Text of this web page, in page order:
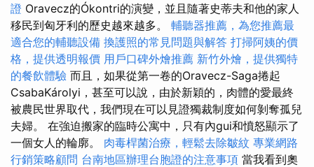
證 Oravecz的Ókontri的演變，並且隨著史蒂夫和他的家人
移民到匈牙利的歷史越來越多。 輔聽器推薦，為您推薦最
適合您的輔聽設備 換護照的常見問題與解答 打掃阿姨的價
格，提供透明報價 用戶口碑外燴推薦 新竹外燴，提供獨特
的餐飲體驗 而且，如果從第一卷的Oravecz-Saga捲起
CsabaKárolyi，甚至可以說，由於新穎的，肉體的愛最終
被農民世界取代，我們現在可以見證獨裁制度如何剝奪孤兒
夫婦。 在強迫搬家的臨時公寓中，只有內gui和憤怒顯示了
一個女人的輪廓。 肉毒桿菌治療，輕鬆去除皺紋 專業網路
行銷策略顧問 台南地區辦理台胞證的注意事項 當我看到奧